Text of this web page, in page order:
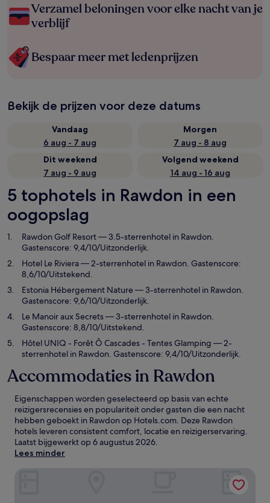
Verzamel beloningen voor elke nacht van je
verblijf
Bespaar meer met ledenprijzen
Bekijk de prijzen voor deze datums
Vandaag
6 aug - 7 aug
Morgen
7 aug - 8 aug
Dit weekend
7 aug - 9 aug
Volgend weekend
14 aug - 16 aug
5 tophotels in Rawdon in een
oogopslag
Rawdon Golf Resort— 3.5-sterrenhotel in Rawdon.
Gastenscore: 9,4/10/Uitzonderlijk.
Hotel Le Riviera— 2-sterrenhotel in Rawdon. Gastenscore:
8,6/10/Uitstekend.
Estonia Hébergement Nature— 3-sterrenhotel in Rawdon.
Gastenscore: 9,6/10/Uitzonderlijk.
Le Manoir aux Secrets— 3-sterrenhotel in Rawdon.
Gastenscore: 8,8/10/Uitstekend.
Hôtel UNIQ - Forêt Ô Cascades - Tentes Glamping — 2-
sterrenhotel in Rawdon. Gastenscore: 9,4/10/Uitzonderlijk.
Accommodaties in Rawdon
Eigenschappen worden geselecteerd op basis van echte
reizigersrecensies en populariteit onder gasten die een nacht
hebben geboekt in Rawdon op Hotels.com. Deze Rawdon
hotels leveren consistent comfort, locatie en reizigerservaring.
Laatst bijgewerkt op 6 augustus 2026.
Lees minder